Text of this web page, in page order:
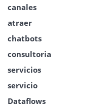
canales
atraer
chatbots
consultoria
servicios
servicio
Dataflows